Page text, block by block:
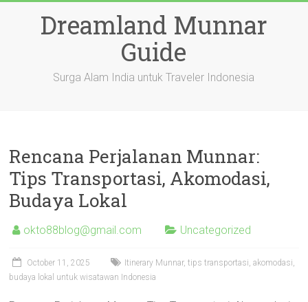
Dreamland Munnar
Guide
Surga Alam India untuk Traveler Indonesia
Rencana Perjalanan Munnar:
Tips Transportasi, Akomodasi,
Budaya Lokal
okto88blog@gmail.com Uncategorized
October 11, 2025
Itinerary Munnar, tips transportasi, akomodasi,
budaya lokal untuk wisatawan Indonesia